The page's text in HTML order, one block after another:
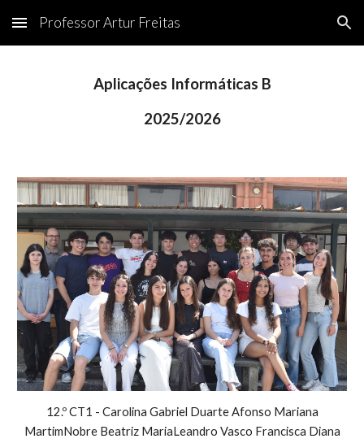
Skip to main content Skip to navigation
Professor Artur Freitas
Aplicações Informáticas B
2025/2026
12.º CT1 - Carolina Gabriel Duarte Afonso Mariana
MartimNobre Beatriz MariaLeandro Vasco Francisca Diana